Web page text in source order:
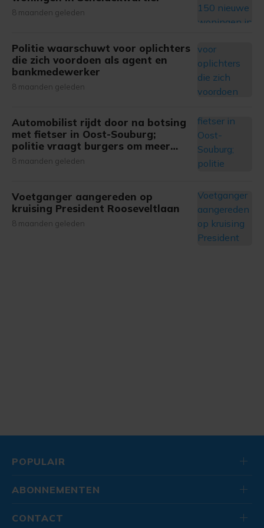
8 maanden geleden
Politie waarschuwt voor oplichters
die zich voordoen als agent en
bankmedewerker
8 maanden geleden
Automobilist rijdt door na botsing
met fietser in Oost-Souburg;
politie vraagt burgers om meer
informatie
8 maanden geleden
Voetganger aangereden op
kruising President Rooseveltlaan
8 maanden geleden
POPULAIR
ABONNEMENTEN
CONTACT